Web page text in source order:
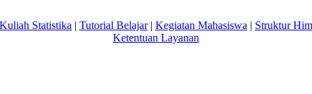
Statistika | Tutorial Belajar| Kegiatan Mahasiswa | Struktur
Ketentuan Layanan